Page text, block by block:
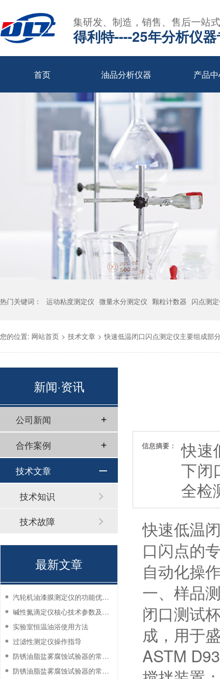
集研发、制造，销售、售后一站
得利特----25年分析仪
首页 油品分析仪器 产品
热门关键词： 运动粘度测定仪 微量水分测定仪 颗粒计数器 闪点测
您的位置: 网站首页 > 技术文章 > 快速低温闭口闪点测定仪主要组成部
信息摘要：
快速
下闭
全检
快速低温
口闪点的
自动化操
一、样品
闭口测试
成，用于
ASTM
新闻·资讯
公司新闻
合作案例
技术文章
技术知识
技术故障
最新文章
汽轮机油漆膜测定仪的功能优势有哪些？
碱性氮滴定仪核心技术参数及应用说明
实验室恒温油浴使用方法
过滤性测定仪操作指导
防锈油脂盐雾腐蚀试验器的常见故障与解决方法
防锈油脂盐雾腐蚀试验器的常见故障与解决方法